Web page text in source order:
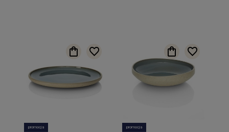
promocja promocja